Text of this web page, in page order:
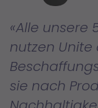
Alle unsere
nutzen Unite
sie nach